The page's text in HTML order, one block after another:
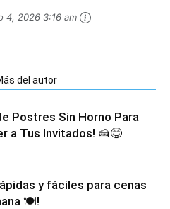
4, 2026 3:16 am
del autor
Postres Sin Horno Para
a Tus Invitados! 🍰😋
y fáciles para cenas
🍽️!